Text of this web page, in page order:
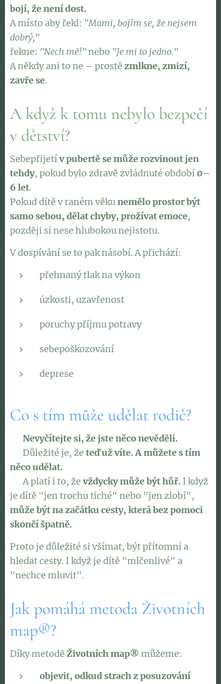
bojí, že není dost.
A místo aby řekl: "Mami, bojím se, že nejsem
dobrý,"
řekne: "Nech mě!"nebo "Je mi to jedno."
A někdy ani to ne – prostě zmlkne, zmizí,
zavře se.
A když k tomu nebylo bezpečí
v dětství?
Sebepřijetív pubertě se může rozvinout jen
tehdy, pokud bylo zdravě zvládnuté období 0–
6 let.
Pokud dítě v raném věkunemělo prostor být
samo sebou, dělat chyby, prožívat emoce,
později si nese hlubokou nejistotu.
V dospívání se to pak násobí. A přichází:
přehnaný tlak na výkon
úzkosti, uzavřenost
poruchy příjmu potravy
sebepoškozování
deprese
Co s tím může udělat rodič?
Nevyčítejte si, že jste něco nevěděli.
✅ Důležité je, že teď už víte. A můžete s tím
něco udělat.
🧡 A platí i to, že vždycky může být hůř. I když
je dítě "jen trochu tiché" nebo "jen zlobí",
může být na začátku cesty, která bez pomoci
skončí špatně.
Proto je důležité si všímat, být přítomní a
hledat cesty. I když je dítě "mlčenlivé" a
"nechce mluvit".
Jak pomáhá metoda Životních
map®?
Díky metodě Životních map® můžeme:
objevit, odkud strach z posuzování